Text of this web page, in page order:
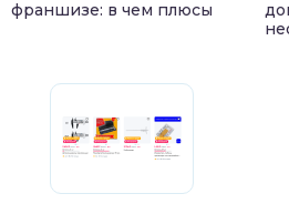
франшизе: в чем плюсы